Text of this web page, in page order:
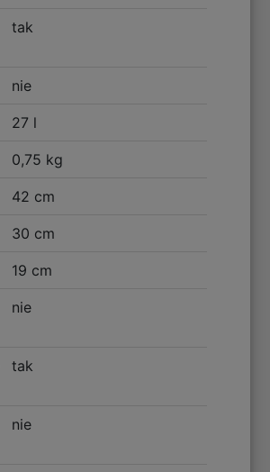
tak
nie
27 l
0,75 kg
42 cm
30 cm
19 cm
nie
tak
nie